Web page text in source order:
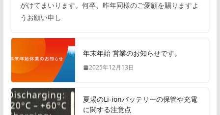
がけてまいります。何卒、昨年同様のご愛顧を賜りますよ
うお願い申し
年末年始 営業のお知らせです。
2025年12月13日
夏場のLi-ionバッテリーの保管や充電
に関する注意点